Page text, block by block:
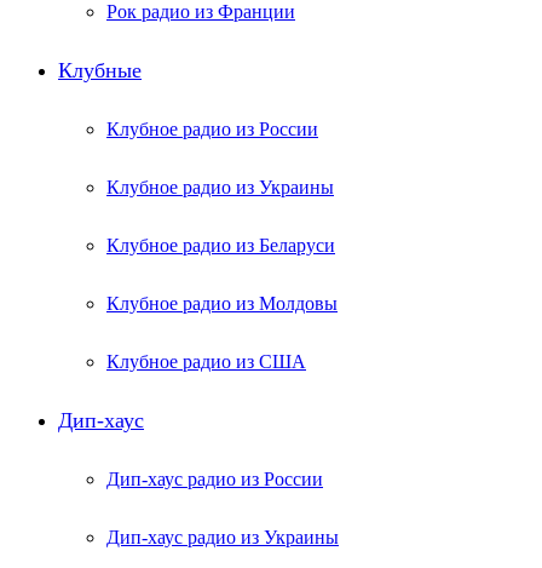
Рок радио из Франции
Клубные
Клубное радио из России
Клубное радио из Украины
Клубное радио из Беларуси
Клубное радио из Молдовы
Клубное радио из США
Дип-хаус
Дип-хаус радио из России
Дип-хаус радио из Украины